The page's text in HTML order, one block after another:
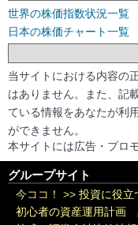
世界の株価指数状況一覧
日本の株価チャート一覧
当サイトにおける内容の
はありません。また、記
ている情報をあなたが利
ができません。
本サイトには広告・プロ
グループサイト
今ココ！ >> 投資に役立
初心者の資産運用計画